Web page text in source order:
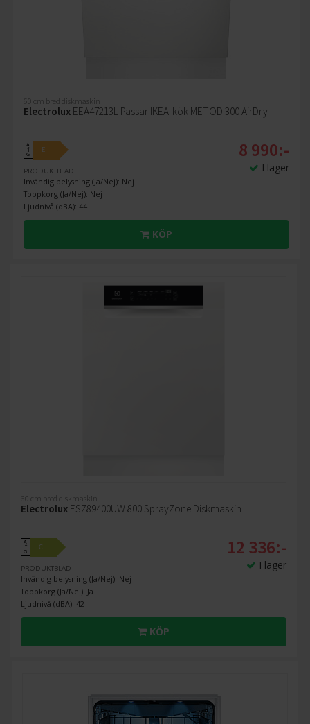
60 cm bred diskmaskin
Electrolux EEA47213L Passar IKEA-kök METOD 300 AirDry
A
↑
G
E
PRODUKTBLAD
Invändig belysning (Ja/Nej): Nej
Toppkorg (Ja/Nej): Nej
Ljudnivå (dBA): 44
8 990:-
I lager
KÖP
60 cm bred diskmaskin
Electrolux ESZ89400UW 800 SprayZone Diskmaskin
A
↑
G
C
PRODUKTBLAD
Invändig belysning (Ja/Nej): Nej
Toppkorg (Ja/Nej): Ja
Ljudnivå (dBA): 42
12 336:-
I lager
KÖP